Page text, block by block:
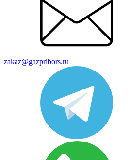
zakaz@gazpribors.ru